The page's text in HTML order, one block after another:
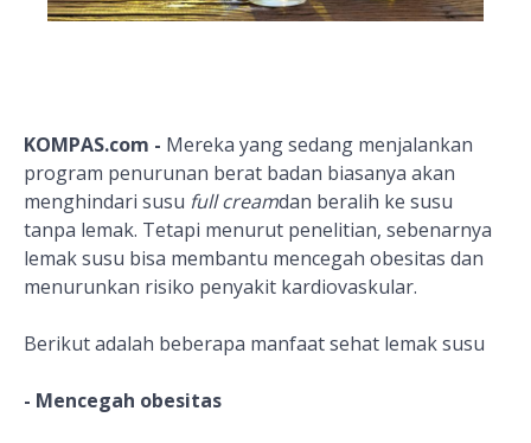
KOMPAS.com - Mereka yang sedang menjalankan
program penurunan berat badan biasanya akan
menghindari susu full creamdan beralih ke susu
tanpa lemak. Tetapi menurut penelitian, sebenarnya
lemak susu bisa membantu mencegah obesitas dan
menurunkan risiko penyakit kardiovaskular.
Berikut adalah beberapa manfaat sehat lemak susu
- Mencegah obesitas